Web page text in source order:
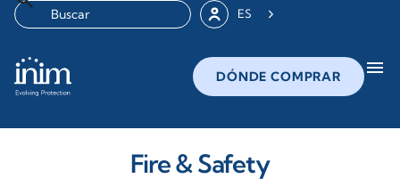
ES
DÓNDE COMPRAR menu
Fire & Safety